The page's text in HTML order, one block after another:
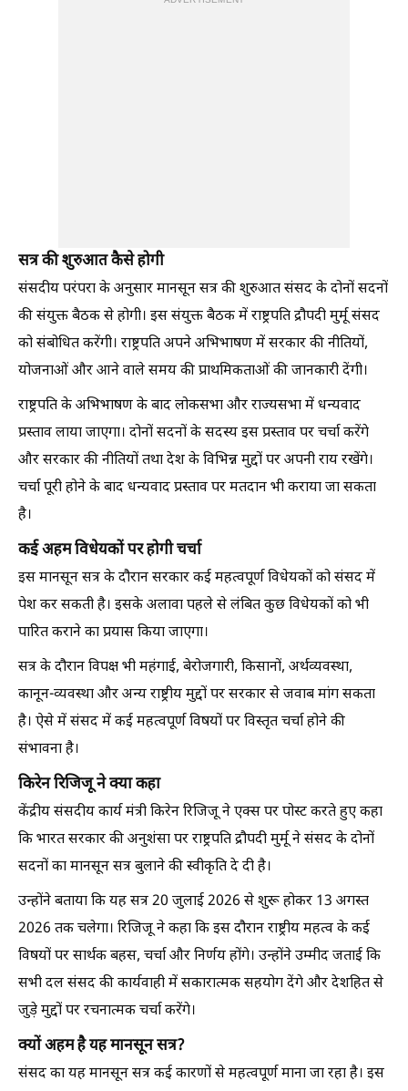
सत्र की शुरुआत कैसे होगी
संसदीय परंपरा के अनुसार मानसून सत्र की शुरुआत संसद के दोनों सदनों
की संयुक्त बैठक से होगी। इस संयुक्त बैठक में राष्ट्रपति द्रौपदी मुर्मू संसद
को संबोधित करेंगी। राष्ट्रपति अपने अभिभाषण में सरकार की नीतियों,
योजनाओं और आने वाले समय की प्राथमिकताओं की जानकारी देंगी।
राष्ट्रपति के अभिभाषण के बाद लोकसभा और राज्यसभा में धन्यवाद
प्रस्ताव लाया जाएगा। दोनों सदनों के सदस्य इस प्रस्ताव पर चर्चा करेंगे
और सरकार की नीतियों तथा देश के विभिन्न मुद्दों पर अपनी राय रखेंगे।
चर्चा पूरी होने के बाद धन्यवाद प्रस्ताव पर मतदान भी कराया जा सकता
है।
कई अहम विधेयकों पर होगी चर्चा
इस मानसून सत्र के दौरान सरकार कई महत्वपूर्ण विधेयकों को संसद में
पेश कर सकती है। इसके अलावा पहले से लंबित कुछ विधेयकों को भी
पारित कराने का प्रयास किया जाएगा।
सत्र के दौरान विपक्ष भी महंगाई, बेरोजगारी, किसानों, अर्थव्यवस्था,
कानून-व्यवस्था और अन्य राष्ट्रीय मुद्दों पर सरकार से जवाब मांग सकता
है। ऐसे में संसद में कई महत्वपूर्ण विषयों पर विस्तृत चर्चा होने की
संभावना है।
किरेन रिजिजू ने क्या कहा
केंद्रीय संसदीय कार्य मंत्री किरेन रिजिजू ने एक्स पर पोस्ट करते हुए कहा
कि भारत सरकार की अनुशंसा पर राष्ट्रपति द्रौपदी मुर्मू ने संसद के दोनों
सदनों का मानसून सत्र बुलाने की स्वीकृति दे दी है।
उन्होंने बताया कि यह सत्र 20 जुलाई 2026 से शुरू होकर 13 अगस्त
2026 तक चलेगा। रिजिजू ने कहा कि इस दौरान राष्ट्रीय महत्व के कई
विषयों पर सार्थक बहस, चर्चा और निर्णय होंगे। उन्होंने उम्मीद जताई कि
सभी दल संसद की कार्यवाही में सकारात्मक सहयोग देंगे और देशहित से
जुड़े मुद्दों पर रचनात्मक चर्चा करेंगे।
क्यों अहम है यह मानसून सत्र?
संसद का यह मानसून सत्र कई कारणों से महत्वपूर्ण माना जा रहा है। इस